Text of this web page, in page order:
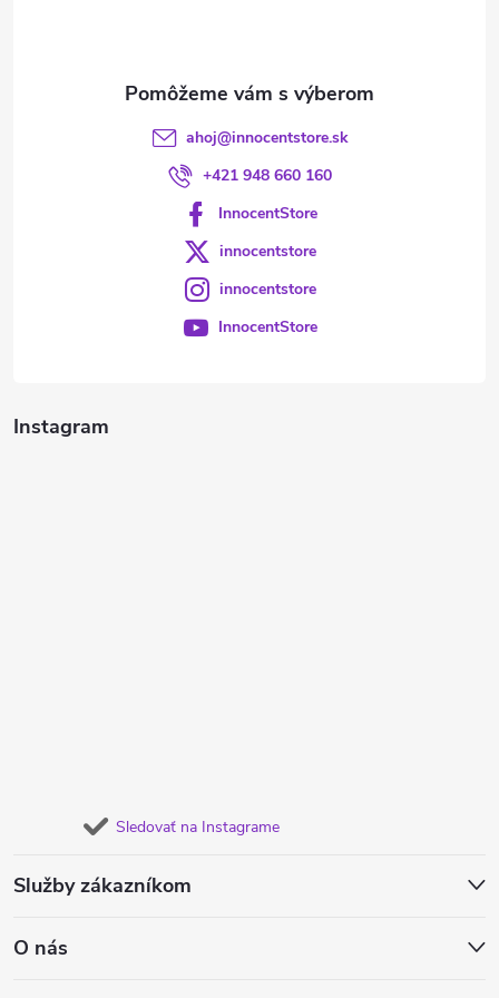
Instagram
Sledovať na Instagrame
Služby zákazníkom
O nás
ahoj@innocentstore.sk
+421 948 660 160
InnocentStore
innocentstore
innocentstore
InnocentStore